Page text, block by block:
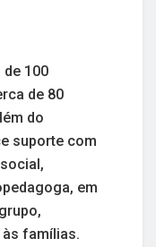
de 100
de 80
do
suporte com
em
famílias.